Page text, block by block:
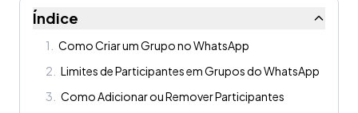
Índice
1
Como Criar um Grupo no WhatsApp
2
Limites de Participantes em Grupos do WhatsApp
3
Como Adicionar ou Remover Participantes